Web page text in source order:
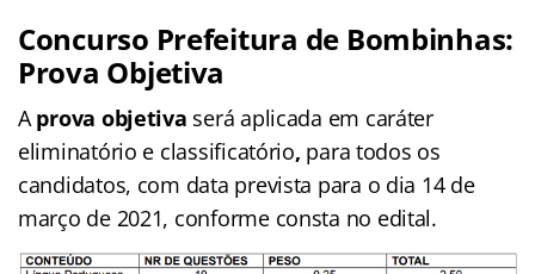
Concurso Prefeitura de Bombinhas:
Prova Objetiva
Aprova objetiva será aplicada em caráter
eliminatório e classificatório, para todos os
candidatos, com data prevista para o dia 14 de
março de 2021, conforme consta no edital.